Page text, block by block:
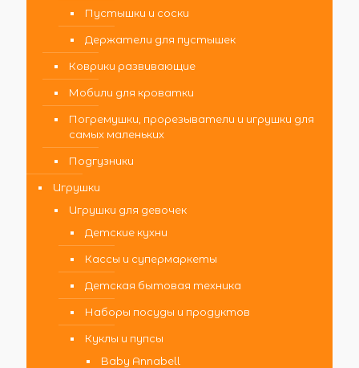
Пустышки и соски
Держатели для пустышек
Коврики развивающие
Мобили для кроватки
Погремушки, прорезыватели и игрушки для
самых маленьких
Подгузники
Игрушки
Игрушки для девочек
Детские кухни
Кассы и супермаркеты
Детская бытовая техника
Наборы посуды и продуктов
Куклы и пупсы
Baby Annabell